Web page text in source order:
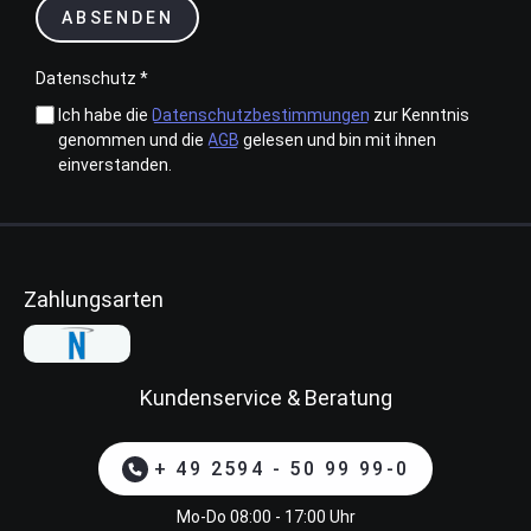
ABSENDEN
Datenschutz *
Ich habe die Datenschutzbestimmungen zur Kenntnis
genommen und die AGB gelesen und bin mit ihnen
einverstanden.
Zahlungsarten
Kundenservice & Beratung
+ 49 2594 - 50 99 99-0
Mo-Do 08:00 - 17:00 Uhr